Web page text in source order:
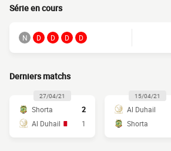
Série en cours
N D D D D
Derniers matchs
27/04/21
Shorta
2
Al Duhail
1
15/04/21
Al Duhail
Shorta